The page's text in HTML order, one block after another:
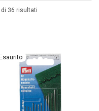
36 risultati